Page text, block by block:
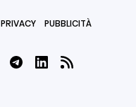
PRIVACY PUBBLICITÀ